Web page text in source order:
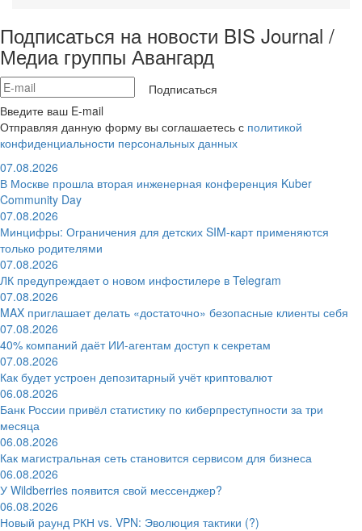
Подписаться на новости BIS Journal /
Медиа группы Авангард
Подписаться
Введите ваш E-mail
Отправляя данную форму вы соглашаетесь с политикой
конфиденциальности персональных данных
07.08.2026
В Москве прошла вторая инженерная конференция Kuber
Community Day
07.08.2026
Минцифры: Ограничения для детских SIM-карт применяются
только родителями
07.08.2026
ЛК предупреждает о новом инфостилере в Telegram
07.08.2026
MAX приглашает делать «достаточно» безопасные клиенты себя
07.08.2026
40% компаний даёт ИИ‑агентам доступ к секретам
07.08.2026
Как будет устроен депозитарный учёт криптовалют
06.08.2026
Банк России привёл статистику по киберпреступности за три
месяца
06.08.2026
Как магистральная сеть становится сервисом для бизнеса
06.08.2026
У Wildberries появится свой мессенджер?
06.08.2026
Новый раунд РКН vs. VPN: Эволюция тактики (?)